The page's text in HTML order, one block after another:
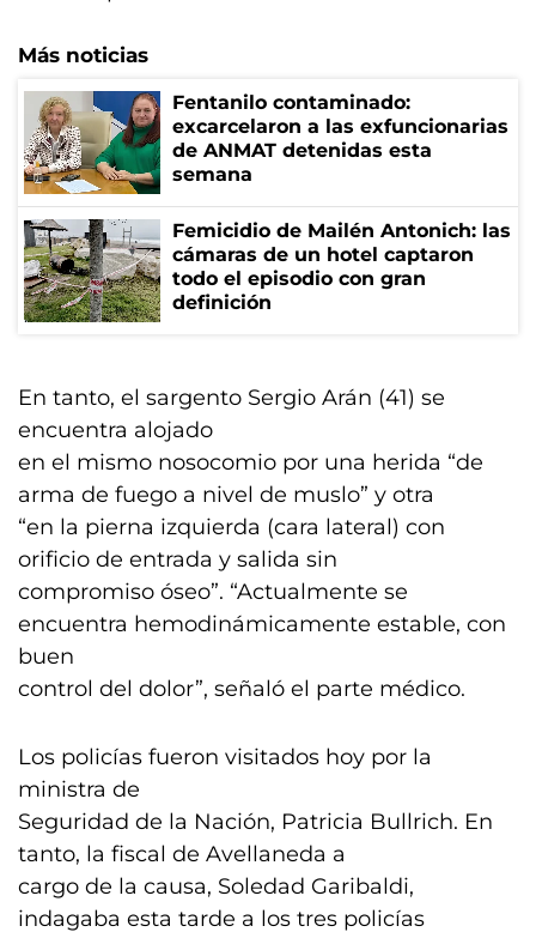
Más noticias
Fentanilo contaminado:
excarcelaron a las exfuncionarias
de ANMAT detenidas esta
semana
Femicidio de Mailén Antonich: las
cámaras de un hotel captaron
todo el episodio con gran
definición
En tanto, el sargento Sergio Arán (41) se
encuentra alojado
en el mismo nosocomio por una herida “de
arma de fuego a nivel de muslo” y otra
“en la pierna izquierda (cara lateral) con
orificio de entrada y salida sin
compromiso óseo”. “Actualmente se
encuentra hemodinámicamente estable, con
buen
control del dolor”, señaló el parte médico.
Los policías fueron visitados hoy por la
ministra de
Seguridad de la Nación, Patricia Bullrich. En
tanto, la fiscal de Avellaneda a
cargo de la causa, Soledad Garibaldi,
indagaba esta tarde a los tres policías